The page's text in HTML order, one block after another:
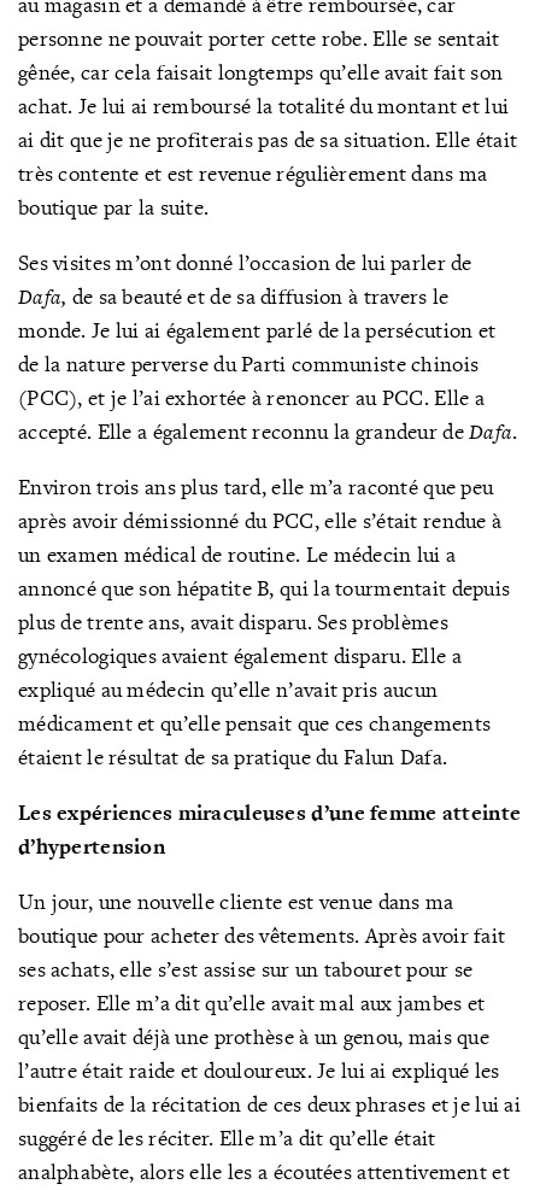
personne ne pouvait porter cette robe. Elle se sentait
gênée, car cela faisait longtemps qu’elle avait fait son
achat. Je lui ai remboursé la totalité du montant et lui
ai dit que je ne profiterais pas de sa situation. Elle était
très contente et est revenue régulièrement dans ma
boutique par la suite.
Ses visites m’ont donné l’occasion de lui parler de
Dafa, de sa beauté et de sa diffusion à travers le
monde. Je lui ai également parlé de la persécution et
de la nature perverse du Parti communiste chinois
(PCC), et je l’ai exhortée à renoncer au PCC. Elle a
accepté. Elle a également reconnu la grandeur deDafa.
Environ trois ans plus tard, elle m’a raconté que peu
après avoir démissionné du PCC, elle s’était rendue à
un examen médical de routine. Le médecin lui a
annoncé que son hépatite B, qui la tourmentait depuis
plus de trente ans, avait disparu. Ses problèmes
gynécologiques avaient également disparu. Elle a
expliqué au médecin qu’elle n’avait pris aucun
médicament et qu’elle pensait que ces changements
étaient le résultat de sa pratique du Falun Dafa.
Les expériences miraculeuses d’une femme atteinte
d’hypertension
Un jour, une nouvelle cliente est venue dans ma
boutique pour acheter des vêtements. Après avoir fait
ses achats, elle s’est assise sur un tabouret pour se
reposer. Elle m’a dit qu’elle avait mal aux jambes et
qu’elle avait déjà une prothèse à un genou, mais que
l’autre était raide et douloureux. Je lui ai expliqué les
bienfaits de la récitation de ces deux phrases et je lui ai
suggéré de les réciter. Elle m’a dit qu’elle était
analphabète, alors elle les a écoutées attentivement et